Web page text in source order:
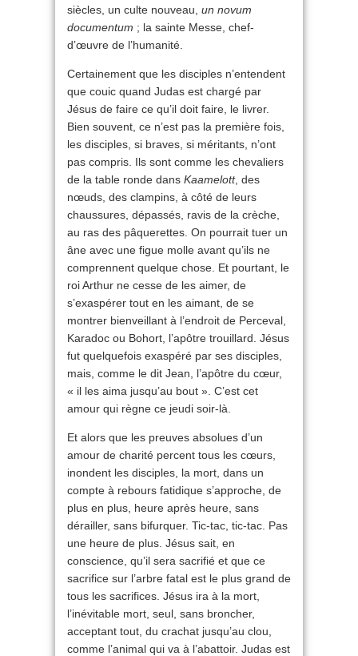
siècles, un culte nouveau, un novum
documentum ; la sainte Messe, chef-
d’œuvre de l’humanité.
Certainement que les disciples n’entendent
que couic quand Judas est chargé par
Jésus de faire ce qu’il doit faire, le livrer.
Bien souvent, ce n’est pas la première fois,
les disciples, si braves, si méritants, n’ont
pas compris. Ils sont comme les chevaliers
de la table ronde dans Kaamelott, des
nœuds, des clampins, à côté de leurs
chaussures, dépassés, ravis de la crèche,
au ras des pâquerettes. On pourrait tuer un
âne avec une figue molle avant qu’ils ne
comprennent quelque chose. Et pourtant, le
roi Arthur ne cesse de les aimer, de
s’exaspérer tout en les aimant, de se
montrer bienveillant à l’endroit de Perceval,
Karadoc ou Bohort, l’apôtre trouillard. Jésus
fut quelquefois exaspéré par ses disciples,
mais, comme le dit Jean, l’apôtre du cœur,
« il les aima jusqu’au bout ». C’est cet
amour qui règne ce jeudi soir-là.
Et alors que les preuves absolues d’un
amour de charité percent tous les cœurs,
inondent les disciples, la mort, dans un
compte à rebours fatidique s’approche, de
plus en plus, heure après heure, sans
dérailler, sans bifurquer. Tic-tac, tic-tac. Pas
une heure de plus. Jésus sait, en
conscience, qu’il sera sacrifié et que ce
sacrifice sur l’arbre fatal est le plus grand de
tous les sacrifices. Jésus ira à la mort,
l’inévitable mort, seul, sans broncher,
acceptant tout, du crachat jusqu’au clou,
comme l’animal qui va à l’abattoir. Judas est